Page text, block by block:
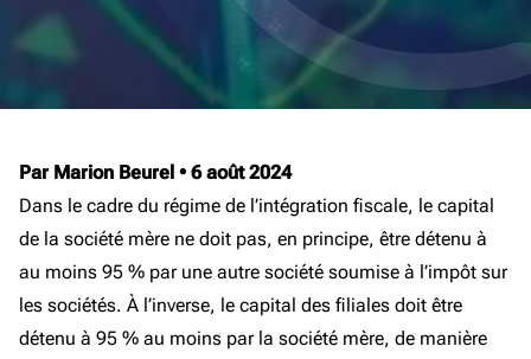
Nous rejoindre
Par Marion Beurel • 6 août 2024
Dans le cadre du régime de l’intégration fiscale, le capital
de la société mère ne doit pas, en principe, être détenu à
au moins 95 % par une autre société soumise à l’impôt sur
les sociétés. À l’inverse, le capital des filiales doit être
détenu à 95 % au moins par la société mère, de manière